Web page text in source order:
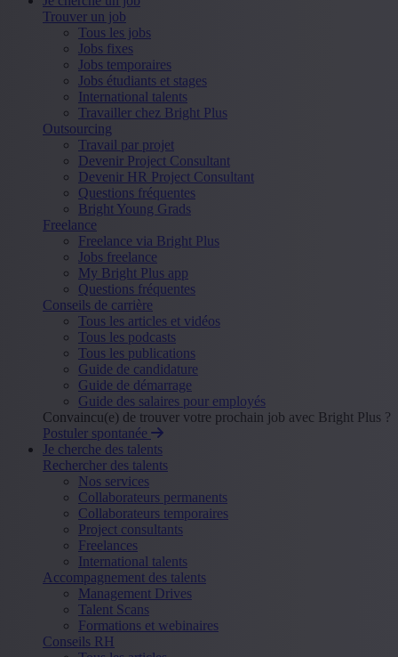
Trouver un job
Tous les jobs
Jobs fixes
Jobs temporaires
Jobs étudiants et stages
International talents
Travailler chez Bright Plus
Outsourcing
Travail par projet
Devenir Project Consultant
Devenir HR Project Consultant
Questions fréquentes
Bright Young Grads
Freelance
Freelance via Bright Plus
Jobs freelance
My Bright Plus app
Questions fréquentes
Conseils de carrière
Tous les articles et vidéos
Tous les podcasts
Tous les publications
Guide de candidature
Guide de démarrage
Guide des salaires pour employés
Convaincu(e) de trouver votre prochain job avec Bright Plus ?
Postuler spontanée
Je cherche des talents
Rechercher des talents
Nos services
Collaborateurs permanents
Collaborateurs temporaires
Project consultants
Freelances
International talents
Accompagnement des talents
Management Drives
Talent Scans
Formations et webinaires
Conseils RH